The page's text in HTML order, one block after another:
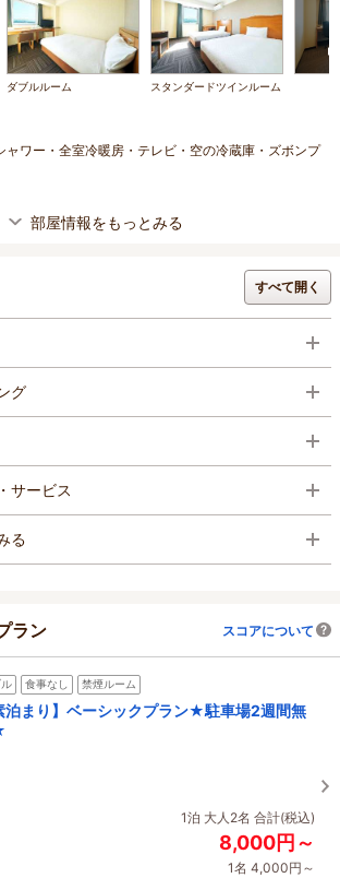
ダブルルーム スタンダードツインルーム
ャワー・全室冷暖房・テレビ・空の冷蔵庫・ズボンプ
部屋情報をもっとみる
すべて開く
グ
サービス
る
ラン スコアについて
食事なし 禁煙ルーム
泊まり】ベーシックプラン★駐車場2週間無
1泊 大人2名 合計(税込)
8,000円～
1名 4,000円～